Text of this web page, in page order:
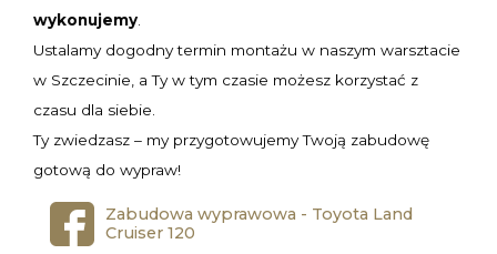
wykonujemy
Ustalamy dogodny termin montażu w naszym warsztacie
w Szczecinie, a Ty w tym czasie możesz korzystać z
czasu dla siebie.
Ty zwiedzasz – my przygotowujemy Twoją zabudowę
gotową do wypraw!
Zabudowa wyprawowa - Toyota Land
Cruiser 120